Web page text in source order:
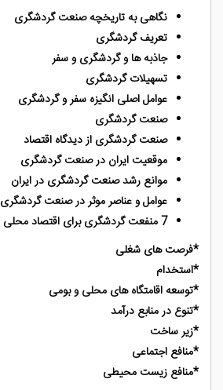
نگاهی به تاریخچه صنعت گردشگری
تعریف گردشگری
جاذبه ها و گردشگری و سفر
تسهیلات گردشگری
عوامل اصلی انگیزه سفر و گردشگری
صنعت گردشگری
صنعت گردشگری از دیدگاه اقتصاد
موقعیت ایران در صنعت گردشگری
موانع رشد صنعت گردشگری در ایران
عوامل و عناصر موثر در صنعت گردشگری
7 منفعت گردشگری برای اقتصاد محلی
*فرصت های شغلی
*استخدام
*توسعه اقامتگاه های محلی و بومی
*تنوع در منابع درآمد
*زیر ساخت
*منافع اجتماعی
*منافع زیست محیطی